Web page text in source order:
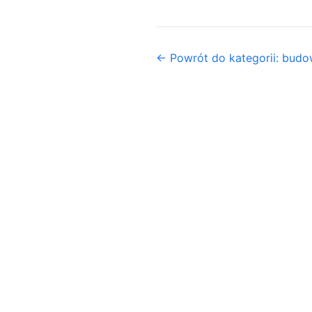
← Powrót do kategorii: